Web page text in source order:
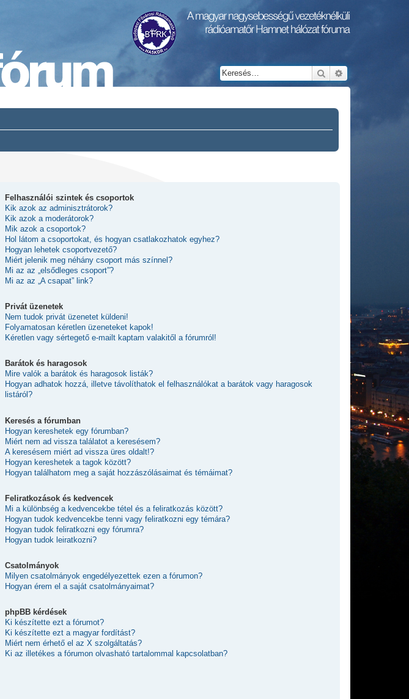
Keresés
Felhasználói szintek és csoportok
Kik azok az adminisztrátorok?
Kik azok a moderátorok?
Mik azok a csoportok?
Hol látom a csoportokat, és hogyan csatlakozhatok egyhez?
Hogyan lehetek csoportvezető?
Miért jelenik meg néhány csoport más színnel?
Mi az az „elsődleges csoport”?
Mi az az „A csapat” link?
Privát üzenetek
Nem tudok privát üzenetet küldeni!
Folyamatosan kéretlen üzeneteket kapok!
Kéretlen vagy sértegető e-mailt kaptam valakitől a fórumról!
Barátok és haragosok
Mire valók a barátok és haragosok listák?
Hogyan adhatok hozzá, illetve távolíthatok el felhasználókat a barátok vagy haragosok
listáról?
Keresés a fórumban
Hogyan kereshetek egy fórumban?
Miért nem ad vissza találatot a keresésem?
A keresésem miért ad vissza üres oldalt!?
Hogyan kereshetek a tagok között?
Hogyan találhatom meg a saját hozzászólásaimat és témáimat?
Feliratkozások és kedvencek
Mi a különbség a kedvencekbe tétel és a feliratkozás között?
Hogyan tudok kedvencekbe tenni vagy feliratkozni egy témára?
Hogyan tudok feliratkozni egy fórumra?
Hogyan tudok leiratkozni?
Csatolmányok
Milyen csatolmányok engedélyezettek ezen a fórumon?
Hogyan érem el a saját csatolmányaimat?
phpBB kérdések
Ki készítette ezt a fórumot?
Ki készítette ezt a magyar fordítást?
Miért nem érhető el az X szolgáltatás?
Ki az illetékes a fórumon olvasható tartalommal kapcsolatban?